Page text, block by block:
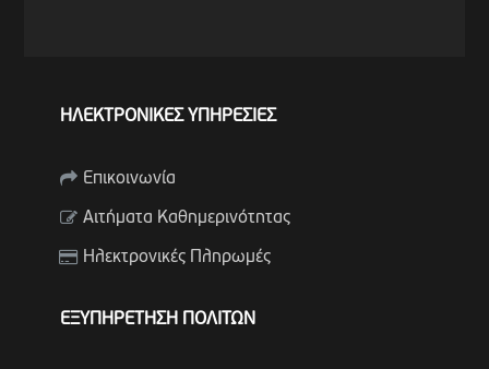
ΗΛΕΚΤΡΟΝΙΚΕΣ ΥΠΗΡΕΣΙΕΣ
Επικοινωνία
Αιτήματα Καθημερινότητας
Ηλεκτρονικές Πληρωμές
ΕΞΥΠΗΡΕΤΗΣΗ ΠΟΛΙΤΩΝ